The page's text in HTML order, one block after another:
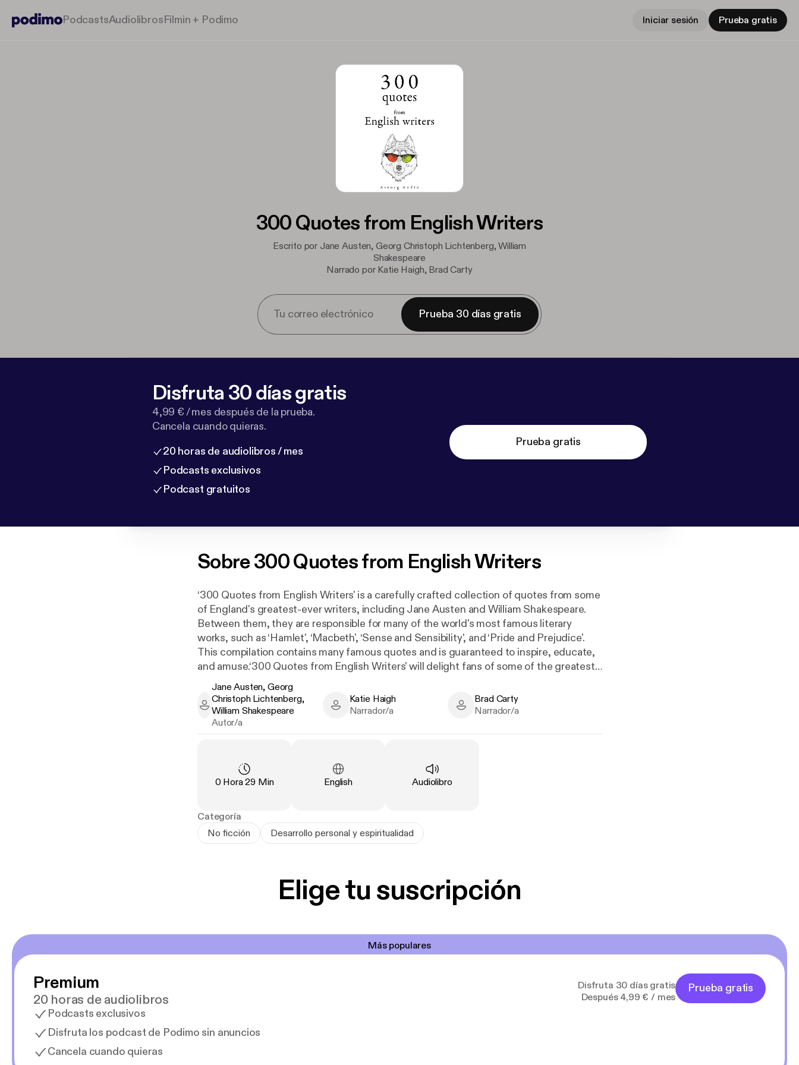
PodcastsAudiolibrosFilmin + Podimo Iniciar sesión Prueba gratis
300 Quotes from English Writers
Escrito por Jane Austen, Georg Christoph Lichtenberg, William
Shakespeare
Narrado por Katie Haigh, Brad Carty
Prueba 30 días gratis
Disfruta 30 días gratis
4,99 € / mes después de la prueba.
Cancela cuando quieras.
20 horas de audiolibros / mes
Podcasts exclusivos
Podcast gratuitos
Prueba gratis
Sobre300 Quotes from English Writers
‘300 Quotes from English Writers' is a carefully crafted collection of quotes from some
of England's greatest-ever writers, including Jane Austen and William Shakespeare.
Between them, they are responsible for many of the world's most famous literary
works, such as ‘Hamlet', ‘Macbeth', ‘Sense and Sensibility', and ‘Pride and Prejudice'.
This compilation contains many famous quotes and is guaranteed to inspire, educate,
and amuse.‘300 Quotes from English Writers' will delight fans of some of the greatest
English authors.
Jane Austen, Georg Christoph Lichtenberg, William Shakespeare - Author
Jane Austen, Georg
Christoph Lichtenberg,
William Shakespeare
Autor/a
Katie Haigh - Narrator
Katie Haigh
Narrador/a
Brad Carty - Narrator
Brad Carty
Narrador/a
Duración:
0 Hora 29 Min Idioma:
English Tipo:
Audiolibro
Categoría
No ficción
Desarrollo personal y espiritualidad
Elige tu suscripción
Más populares
Premium
20 horas de audiolibros
Podcasts exclusivos
Disfruta los podcast de Podimo sin anuncios
Cancela cuando quieras
Disfruta 30 días gratis
Después 4,99 € / mes
Prueba gratis